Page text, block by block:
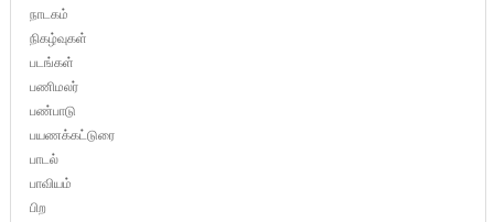
நாடகம்
நிகழ்வுகள்
படங்கள்
பணிமலர்
பண்பாடு
பயணக்கட்டுரை
பாடல்
பாவியம்
பிற